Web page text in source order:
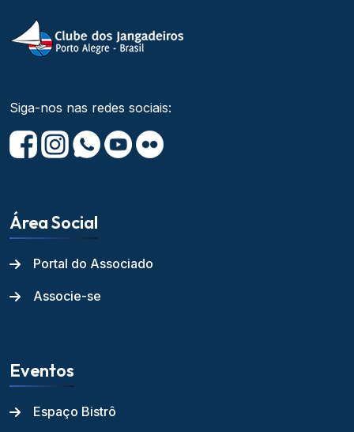
Siga-nos nas redes sociais:
Área Social
Portal do Associado
Associe-se
Eventos
Espaço Bistrô